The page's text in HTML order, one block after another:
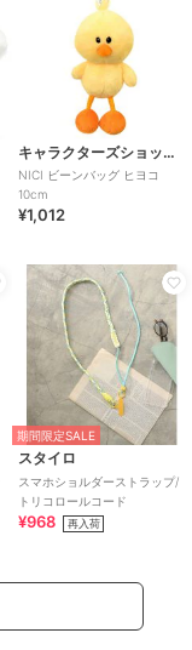
キャラクターズショップ ラフラフ
NICI ビーンバッグ ヒヨコ
10cm
¥1,012
期間限定SALE
スタイロ
スマホショルダーストラップ/
トリコロールコード
¥968 再入荷